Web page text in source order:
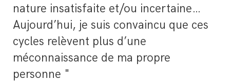
nature insatisfaite et/ou incertaine…
Aujourd’hui, je suis convaincu que ces
cycles relèvent plus d’une
méconnaissance de ma propre
personne "